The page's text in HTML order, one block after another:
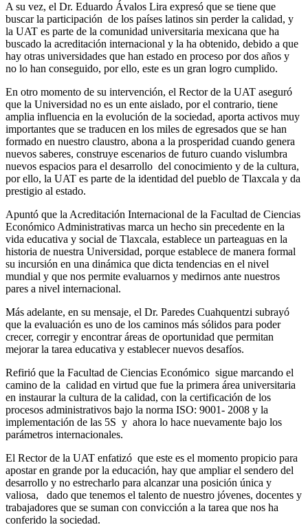
A su vez, el Dr. Eduardo Ávalos Lira expresó que se tiene que
buscar la participación de los países latinos sin perder la calidad, y
la UAT es parte de la comunidad universitaria mexicana que ha
buscado la acreditación internacional y la ha obtenido, debido a que
hay otras universidades que han estado en proceso por dos años y
no lo han conseguido, por ello, este es un gran logro cumplido.
En otro momento de su intervención, el Rector de la UAT aseguró
que la Universidad no es un ente aislado, por el contrario, tiene
amplia influencia en la evolución de la sociedad, aporta activos muy
importantes que se traducen en los miles de egresados que se han
formado en nuestro claustro, abona a la prosperidad cuando genera
nuevos saberes, construye escenarios de futuro cuando vislumbra
nuevos espacios para el desarrollo del conocimiento y de la cultura,
por ello, la UAT es parte de la identidad del pueblo de Tlaxcala y da
prestigio al estado.
Apuntó que la Acreditación Internacional de la Facultad de Ciencias
Económico Administrativas marca un hecho sin precedente en la
vida educativa y social de Tlaxcala, establece un parteaguas en la
historia de nuestra Universidad, porque establece de manera formal
su incursión en una dinámica que dicta tendencias en el nivel
mundial y que nos permite evaluarnos y medirnos ante nuestros
pares a nivel internacional.
Más adelante, en su mensaje, el Dr. Paredes Cuahquentzi subrayó
que la evaluación es uno de los caminos más sólidos para poder
crecer, corregir y encontrar áreas de oportunidad que permitan
mejorar la tarea educativa y establecer nuevos desafíos.
Refirió que la Facultad de Ciencias Económico sigue marcando el
camino de la calidad en virtud que fue la primera área universitaria
en instaurar la cultura de la calidad, con la certificación de los
procesos administrativos bajo la norma ISO: 9001- 2008 y la
implementación de las 5S y ahora lo hace nuevamente bajo los
parámetros internacionales.
El Rector de la UAT enfatizó que este es el momento propicio para
apostar en grande por la educación, hay que ampliar el sendero del
desarrollo y no estrecharlo para alcanzar una posición única y
valiosa, dado que tenemos el talento de nuestro jóvenes, docentes y
trabajadores que se suman con convicción a la tarea que nos ha
conferido la sociedad.